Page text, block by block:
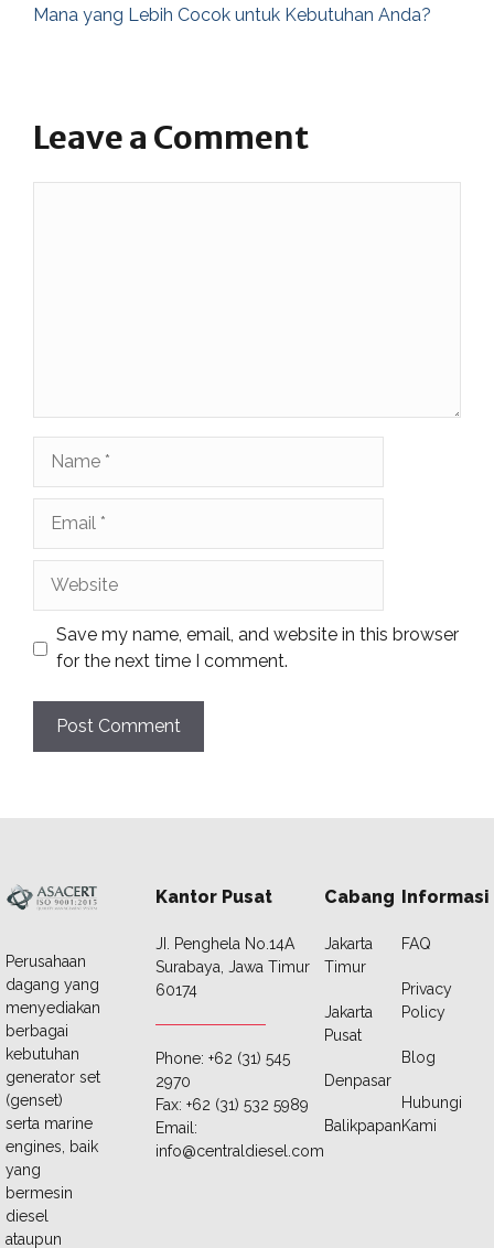
Mana yang Lebih Cocok untuk Kebutuhan Anda?
Leave a Comment
Save my name, email, and website in this browser
for the next time I comment.
Perusahaan
dagang yang
menyediakan
berbagai
kebutuhan
generator set
(genset)
serta marine
engines, baik
yang
bermesin
diesel
ataupun
Kantor Pusat
JI. Penghela No.14A
Surabaya, Jawa Timur
60174
Phone: +62 (31) 545
2970
Fax: +62 (31) 532 5989
Email:
info@centraldiesel.com
Cabang
Jakarta
Timur
Jakarta
Pusat
Denpasar
Balikpapan
Informasi
FAQ
Privacy
Policy
Blog
Hubungi
Kami